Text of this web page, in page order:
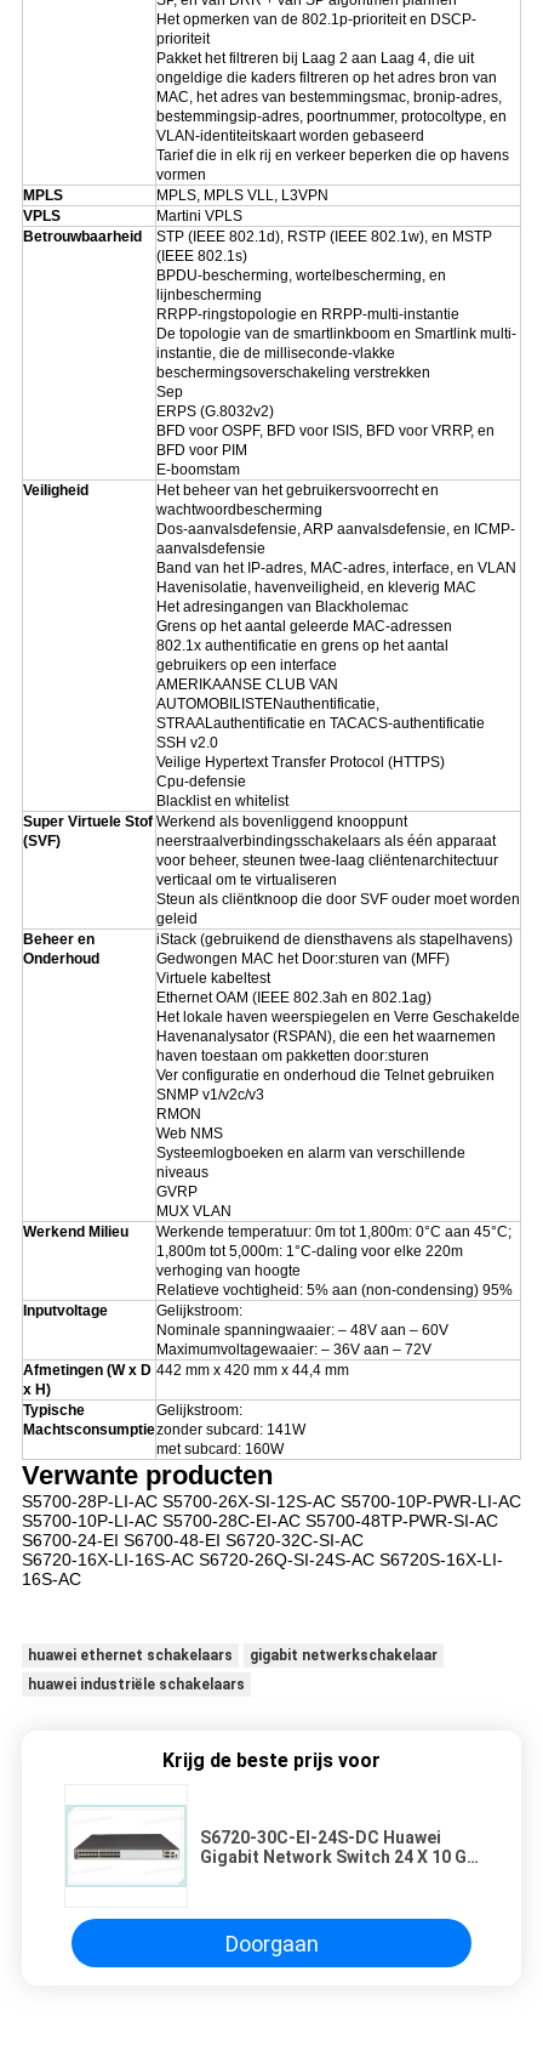
Het opmerken van de 802.1p-prioriteit en DSCP-
prioriteit
Pakket het filtreren bij Laag 2 aan Laag 4, die uit
ongeldige die kaders filtreren op het adres bron van
MAC, het adres van bestemmingsmac, bronip-adres,
bestemmingsip-adres, poortnummer, protocoltype, en
VLAN-identiteitskaart worden gebaseerd
Tarief die in elk rij en verkeer beperken die op havens
vormen
MPLS
MPLS, MPLS VLL, L3VPN
VPLS
Martini VPLS
Betrouwbaarheid
STP (IEEE 802.1d), RSTP (IEEE 802.1w), en MSTP
(IEEE 802.1s)
BPDU-bescherming, wortelbescherming, en
lijnbescherming
RRPP-ringstopologie en RRPP-multi-instantie
De topologie van de smartlinkboom en Smartlink multi-
instantie, die de milliseconde-vlakke
beschermingsoverschakeling verstrekken
Sep
ERPS (G.8032v2)
BFD voor OSPF, BFD voor ISIS, BFD voor VRRP, en
BFD voor PIM
E-boomstam
Veiligheid
Het beheer van het gebruikersvoorrecht en
wachtwoordbescherming
Dos-aanvalsdefensie, ARP aanvalsdefensie, en ICMP-
aanvalsdefensie
Band van het IP-adres, MAC-adres, interface, en VLAN
Havenisolatie, havenveiligheid, en kleverig MAC
Het adresingangen van Blackholemac
Grens op het aantal geleerde MAC-adressen
802.1x authentificatie en grens op het aantal
gebruikers op een interface
AMERIKAANSE CLUB VAN
AUTOMOBILISTENauthentificatie,
STRAALauthentificatie en TACACS-authentificatie
SSH v2.0
Veilige Hypertext Transfer Protocol (HTTPS)
Cpu-defensie
Blacklist en whitelist
Super Virtuele Stof
(SVF)
Werkend als bovenliggend knooppunt
neerstraalverbindingsschakelaars als één apparaat
voor beheer, steunen twee-laag cliëntenarchitectuur
verticaal om te virtualiseren
Steun als cliëntknoop die door SVF ouder moet worden
geleid
Beheer en
Onderhoud
iStack (gebruikend de diensthavens als stapelhavens)
Gedwongen MAC het Door:sturen van (MFF)
Virtuele kabeltest
Ethernet OAM (IEEE 802.3ah en 802.1ag)
Het lokale haven weerspiegelen en Verre Geschakelde
Havenanalysator (RSPAN), die een het waarnemen
haven toestaan om pakketten door:sturen
Ver configuratie en onderhoud die Telnet gebruiken
SNMP v1/v2c/v3
RMON
Web NMS
Systeemlogboeken en alarm van verschillende
niveaus
GVRP
MUX VLAN
Werkend Milieu
Werkende temperatuur: 0m tot 1,800m: 0°C aan 45°C;
1,800m tot 5,000m: 1°C-daling voor elke 220m
verhoging van hoogte
Relatieve vochtigheid: 5% aan (non-condensing) 95%
Inputvoltage
Gelijkstroom:
Nominale spanningwaaier: – 48V aan – 60V
Maximumvoltagewaaier: – 36V aan – 72V
Afmetingen (W x D
x H)
442 mm x 420 mm x 44,4 mm
Typische
Machtsconsumptie
Gelijkstroom:
zonder subcard: 141W
met subcard: 160W
Verwante producten
S5700-28P-LI-AC S5700-26X-SI-12S-AC S5700-10P-PWR-LI-AC
S5700-10P-LI-AC S5700-28C-EI-AC S5700-48TP-PWR-SI-AC
S6700-24-EI S6700-48-EI S6720-32C-SI-AC
S6720-16X-LI-16S-AC S6720-26Q-SI-24S-AC S6720S-16X-LI-
16S-AC
huawei ethernet schakelaars
gigabit netwerkschakelaar
huawei industriële schakelaars
Krijg de beste prijs voor
S6720-30C-EI-24S-DC Huawei
Gigabit Network Switch 24 X 10 GE
Doorgaan